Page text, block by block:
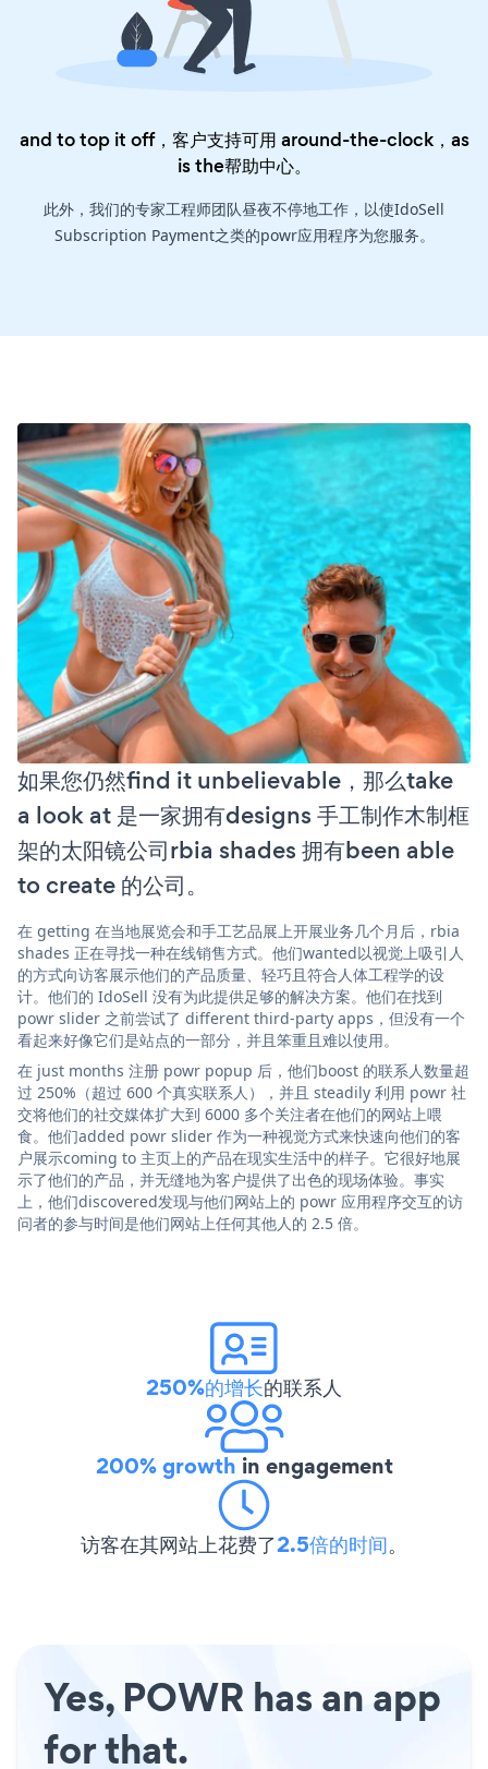
and to top it off，客户支持可用 around-the-clock，as
is the帮助中心。
此外，我们的专家工程师团队昼夜不停地工作，以使IdoSell
Subscription Payment之类的powr应用程序为您服务。
如果您仍然find it unbelievable，那么take
a look at 是一家拥有designs 手工制作木制框
架的太阳镜公司rbia shades 拥有been able
to create 的公司。
在 getting 在当地展览会和手工艺品展上开展业务几个月后，rbia
shades 正在寻找一种在线销售方式。他们wanted以视觉上吸引人
的方式向访客展示他们的产品质量、轻巧且符合人体工程学的设
计。他们的 IdoSell 没有为此提供足够的解决方案。他们在找到
powr slider 之前尝试了 different third-party apps，但没有一个
看起来好像它们是站点的一部分，并且笨重且难以使用。
在 just months 注册 powr popup 后，他们boost 的联系人数量超
过 250%（超过 600 个真实联系人），并且 steadily 利用 powr 社
交将他们的社交媒体扩大到 6000 多个关注者在他们的网站上喂
食。他们added powr slider 作为一种视觉方式来快速向他们的客
户展示coming to 主页上的产品在现实生活中的样子。它很好地展
示了他们的产品，并无缝地为客户提供了出色的现场体验。事实
上，他们discovered发现与他们网站上的 powr 应用程序交互的访
问者的参与时间是他们网站上任何其他人的 2.5 倍。
250%的增长的联系人
200% growth in engagement
访客在其网站上花费了2.5倍的时间。
Yes, POWR has an app
for that.